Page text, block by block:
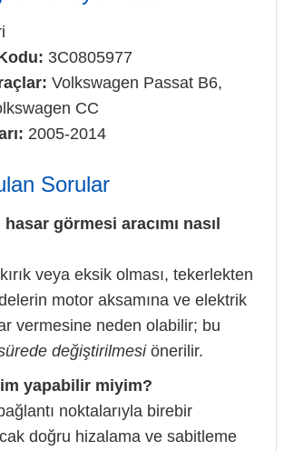
3C0805977
Volkswagen Passat B6,
CC
2005-2014
Sorular
görmesi aracımı nasıl
veya eksik olması, tekerlekten
motor aksamına ve elektrik
vermesine neden olabilir; bu
değiştirilmesiönerilir.
yapabilir miyim?
noktalarıyla birebir
doğru hizalama ve sabitleme